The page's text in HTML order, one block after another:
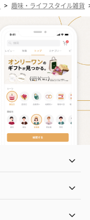
> 趣味・ライフスタイル雑貨